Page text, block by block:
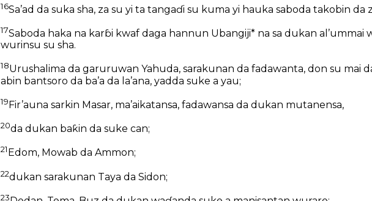
16Sa’ad da suka sha, za su yi ta tangaɗi su kuma yi hauka saboda takobin da
17Saboda haka na karɓi kwaf daga hannun Ubangiji* na sa dukan al’ummai
wurinsu su sha.
18Urushalima da garuruwan Yahuda, sarakunan da fadawanta, don su mai
abin bantsoro da ba’a da la’ana, yadda suke a yau;
19Fir’auna sarkin Masar, ma’aikatansa, fadawansa da dukan mutanensa,
20da dukan baƙin da suke can;
21 Edom, Mowab da Ammon;
22dukan sarakunan Taya da Sidon;
23